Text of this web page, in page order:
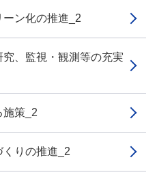
ン化の推進_2
、監視・観測等の充実
策_2
りの推進_2